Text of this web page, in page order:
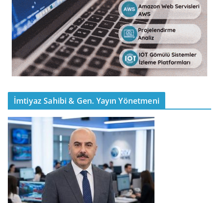
İmtiyaz Sahibi & Gen. Yayın Yönetmeni